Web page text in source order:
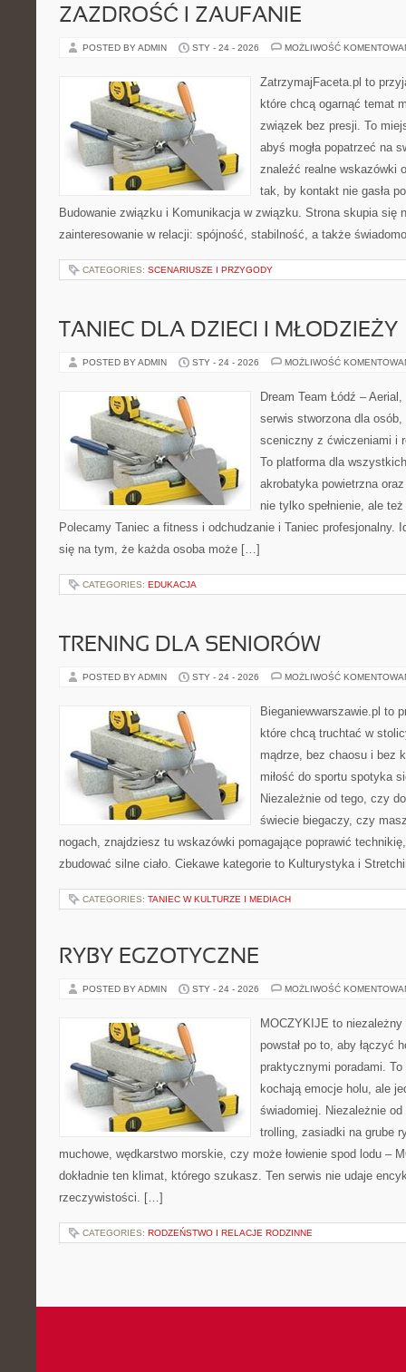
ZAZDROŚĆ I ZAUFANIE
POSTED BY ADMIN STY - 24 - 2026 MOŻLIWOŚĆ
ZatrzymajFaceta.pl to
które chcą ogarnąć temat
związek bez presji. To
abyś mogła popatrzeć na
znaleźć realne wskazówki
tak, by kontakt nie gasła
Budowanie związku i Komunikacja w związku. Strona skupia się
zainteresowanie w relacji: spójność, stabilność, a także
CATEGORIES: SCENARIUSZE I PRZYGODY
TANIEC DLA DZIECI I MŁODZIEŻY
POSTED BY ADMIN STY - 24 - 2026 MOŻLIWOŚĆ
Dream Team Łódź –
serwis stworzona dla
sceniczny z ćwiczeniami i
To platforma dla
akrobatyka powietrzna
nie tylko spełnienie, ale
Polecamy Taniec a fitness i odchudzanie i Taniec profesjonalny.
się na tym, że każda osoba może […]
CATEGORIES: EDUKACJA
TRENING DLA SENIORÓW
POSTED BY ADMIN STY - 24 - 2026 MOŻLIWOŚĆ
Bieganiewwarszawie.pl to
które chcą truchtać w
mądrze, bez chaosu i bez
miłość do sportu spotyka
Niezależnie od tego, czy
świecie biegaczy, czy
nogach, znajdziesz tu wskazówki pomagające poprawić
zbudować silne ciało. Ciekawe kategorie to Kulturystyka i
CATEGORIES: TANIEC W KULTURZE I MEDIACH
RYBY EGZOTYCZNE
POSTED BY ADMIN STY - 24 - 2026 MOŻLIWOŚĆ
MOCZYKIJE to
powstał po to, aby łączyć
praktycznymi poradami.
kochają emocje holu, ale
świadomiej. Niezależnie
trolling, zasiadki na grube
muchowe, wędkarstwo morskie, czy może łowienie spod lodu –
dokładnie ten klimat, którego szukasz. Ten serwis nie udaje
rzeczywistości. […]
CATEGORIES: RODZEŃSTWO I RELACJE RODZINNE